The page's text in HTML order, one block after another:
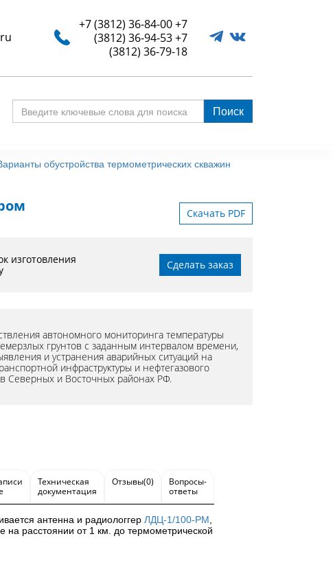
+7 (3812) 36-84-00+7
(3812) 36-94-53+7
(3812) 36-79-18
для
Поиск
обустройства термометрических скважин
Скачать PDF
изготовления
Сделать заказ
автономного мониторинга температуры
грунтов с заданным интервалом времени,
и устранения аварийных ситуаций на
инфраструктуры и нефтегазового
в Северных и Восточных районах РФ.
Техническая
документация
Отзывы(0)
Вопросы-
ответы
антенна и радиологгер ЛДЦ-1/100-РМ
расстоянии от 1 км. до термометрической